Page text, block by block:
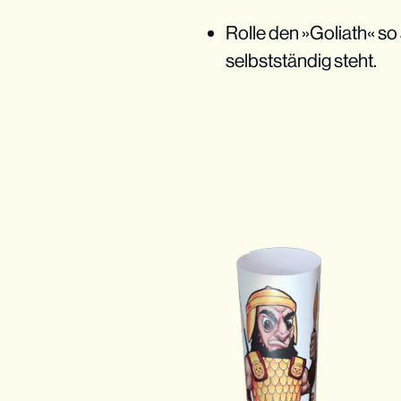
Rolle den »Goliath«
selbstständig steht.